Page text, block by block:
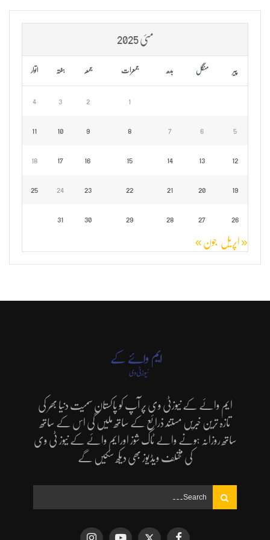
مئی 2025
پیر منگل بدھ جمعرات جمعہ ہفتہ اتوار
1
2
3
4
5
6
7
8
9
10
11
12
13
14
15
16
17
18
19
20
21
22
23
24
25
26
27
28
29
30
31
« اپریل جون »
ایم وائے کے نیوزٹی وی پر آپ کو پاکستان سمیت دنیا بھر کی
تازہ ترین خبریں مستند ذرائع کے ساتھ ملیں گی اس کے ساتھ
ساتھ روزانہ ہونے والے ٹاک شوز اورایم وائے کے نیوز ٹی وی
کی مختلف ویڈیوز بھی دیکھ سکیں گے